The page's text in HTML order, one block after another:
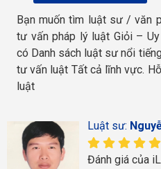
Bạn muốn tìm luật sư / văn
tư vấn pháp lý luật Giỏi –
có Danh sách luật sư nổi
tư vấn luật Tất cả lĩnh vực.
luật
Luật sư:
Đánh giá của